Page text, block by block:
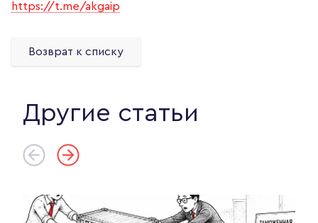
https://t.me/akgaip
Возврат к списку
Другие статьи